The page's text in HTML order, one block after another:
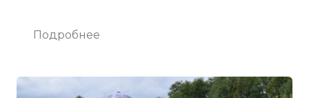
Подробнее